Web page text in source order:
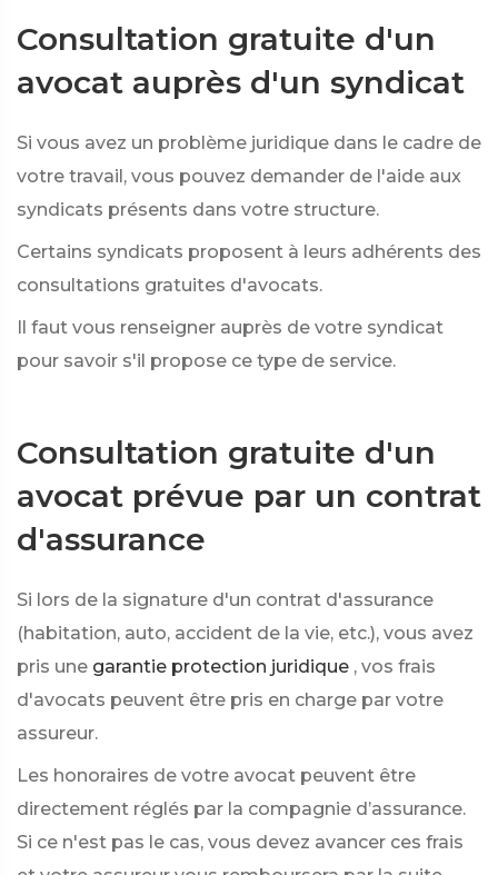
Consultation gratuite d'un
avocat auprès d'un syndicat
Si vous avez un problème juridique dans le cadre de
votre travail, vous pouvez demander de l'aide aux
syndicats présents dans votre structure.
Certains syndicats proposent à leurs adhérents des
consultations gratuites d'avocats.
Il faut vous renseigner auprès de votre syndicat
pour savoir s'il propose ce type de service.
Consultation gratuite d'un
avocat prévue par un contrat
d'assurance
Si lors de la signature d'un contrat d'assurance
(habitation, auto, accident de la vie, etc.), vous avez
pris une garantie protection juridique , vos frais
d'avocats peuvent être pris en charge par votre
assureur.
Les honoraires de votre avocat peuvent être
directement réglés par la compagnie d’assurance.
Si ce n'est pas le cas, vous devez avancer ces frais